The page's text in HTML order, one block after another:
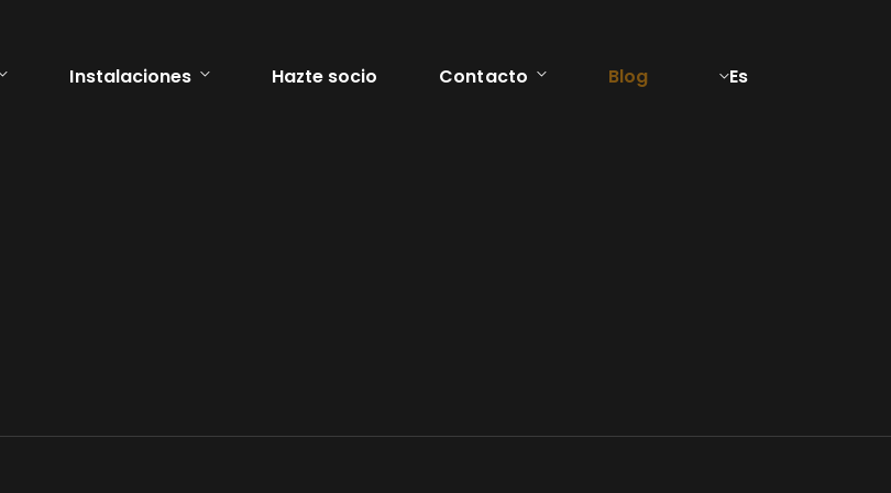
Instalaciones Hazte socio Contacto Blog
Es